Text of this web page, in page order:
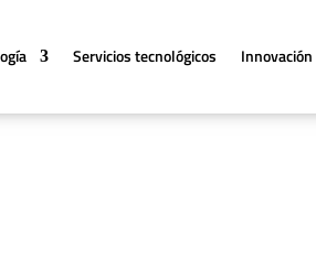
Servicios tecnológicos Innovación